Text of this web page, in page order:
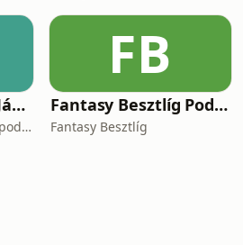
Kék Bolygó - Áder János podcastja
Kék Bolygó - Áder János podcastja
FB
Fantasy Besztlíg Podcast
Fantasy Besztlíg